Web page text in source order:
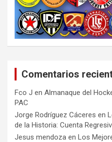
Comentarios
Fco J en Almanaque del
PAC
Jorge Rodríguez Cáceres en
de la Historia: Cuenta
Jesus mendoza en Los